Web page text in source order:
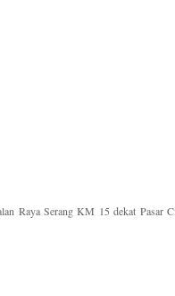
Raya Serang KM 15 dekat Pasar